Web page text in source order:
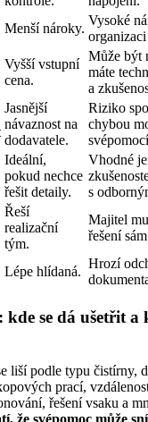
Menší nároky.
Vysoké
Vyšší vstupní
cena.
Může být
máte
a
Jasnější
návaznost na
dodavatele.
Riziko
chybou
Ideální,
pokud nechce
řešit detaily.
Vhodné
s
Řeší
realizační
tým.
Majitel
řešení
Lépe hlídaná.
Hrozí
se dá ušetřit a
liší podle typu čistírny,
prací,
řešení vsaku a